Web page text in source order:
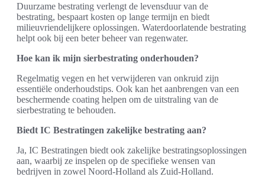
Duurzame bestrating verlengt de levensduur van de
bestrating, bespaart kosten op lange termijn en biedt
milieuvriendelijkere oplossingen. Waterdoorlatende bestrating
helpt ook bij een beter beheer van regenwater.
Hoe kan ik mijn sierbestrating onderhouden?
Regelmatig vegen en het verwijderen van onkruid zijn
essentiële onderhoudstips. Ook kan het aanbrengen van een
beschermende coating helpen om de uitstraling van de
sierbestrating te behouden.
Biedt IC Bestratingen zakelijke bestrating aan?
Ja, IC Bestratingen biedt ook zakelijke bestratingsoplossingen
aan, waarbij ze inspelen op de specifieke wensen van
bedrijven in zowel Noord-Holland als Zuid-Holland.